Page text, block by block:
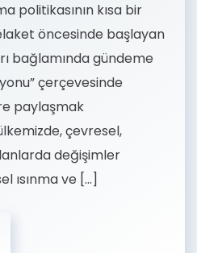
politikasının kısa bir
öncesinde başlayan
bağlamında gündeme
çerçevesinde
paylaşmak
çevresel,
değişimler
ısınma ve […]